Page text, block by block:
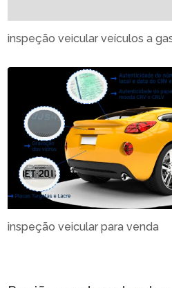
inspeção veicular veículos a
inspeção veicular para venda